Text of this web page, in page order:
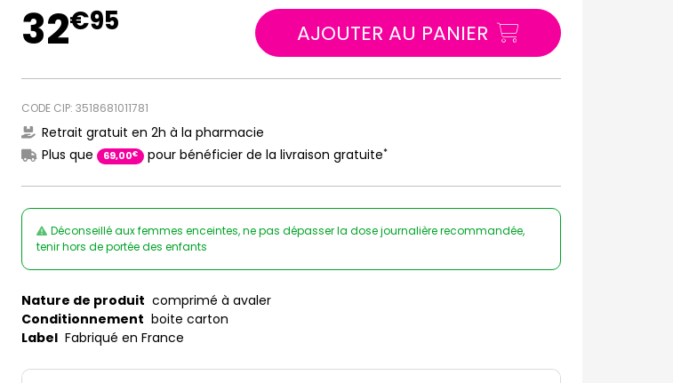
32€95 AJOUTER AU PANIER
CODE CIP: 3518681011781
Retrait gratuit en 2h à la pharmacie
Plus que
69,00€ pour bénéficier de la livraison gratuite*
Déconseillé aux femmes enceintes, ne pas dépasser la dose journalière recommandée,
tenir hors de portée des enfants
Nature de produit comprimé à avaler
Conditionnement boite carton
Label Fabriqué en France